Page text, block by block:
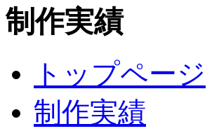
制作実績
トップページ
制作実績